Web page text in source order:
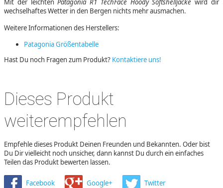
Mit der leichtenPatagonia R1 TechFace Hoody Softshelljacke wird dir
wechselhaftes Wetter in den Bergen nichts mehr ausmachen.
Weitere Informationen des Herstellers:
Patagonia Größentabelle
Hast Du noch Fragen zum Produkt? Kontaktiere uns!
Dieses Produkt
weiterempfehlen
Empfehle dieses Produkt Deinen Freunden und Bekannten. Oder bist
Du Dir vielleicht noch unsicher, dann kannst Du durch ein einfaches
Teilen das Produkt bewerten lassen.
Facebook Google+ Twitter